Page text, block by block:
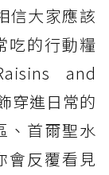
信大家應該
吃的行動糧
and
穿進日常的
、首爾聖水
會反覆看見